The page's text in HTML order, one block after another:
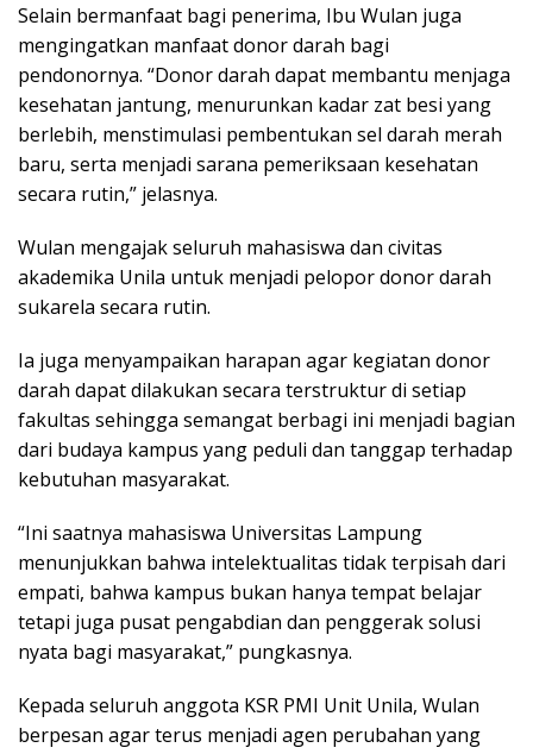
Selain bermanfaat bagi penerima, Ibu Wulan juga
mengingatkan manfaat donor darah bagi
pendonornya. “Donor darah dapat membantu menjaga
kesehatan jantung, menurunkan kadar zat besi yang
berlebih, menstimulasi pembentukan sel darah merah
baru, serta menjadi sarana pemeriksaan kesehatan
secara rutin,” jelasnya.
Wulan mengajak seluruh mahasiswa dan civitas
akademika Unila untuk menjadi pelopor donor darah
sukarela secara rutin.
Ia juga menyampaikan harapan agar kegiatan donor
darah dapat dilakukan secara terstruktur di setiap
fakultas sehingga semangat berbagi ini menjadi bagian
dari budaya kampus yang peduli dan tanggap terhadap
kebutuhan masyarakat.
“Ini saatnya mahasiswa Universitas Lampung
menunjukkan bahwa intelektualitas tidak terpisah dari
empati, bahwa kampus bukan hanya tempat belajar
tetapi juga pusat pengabdian dan penggerak solusi
nyata bagi masyarakat,” pungkasnya.
Kepada seluruh anggota KSR PMI Unit Unila, Wulan
berpesan agar terus menjadi agen perubahan yang